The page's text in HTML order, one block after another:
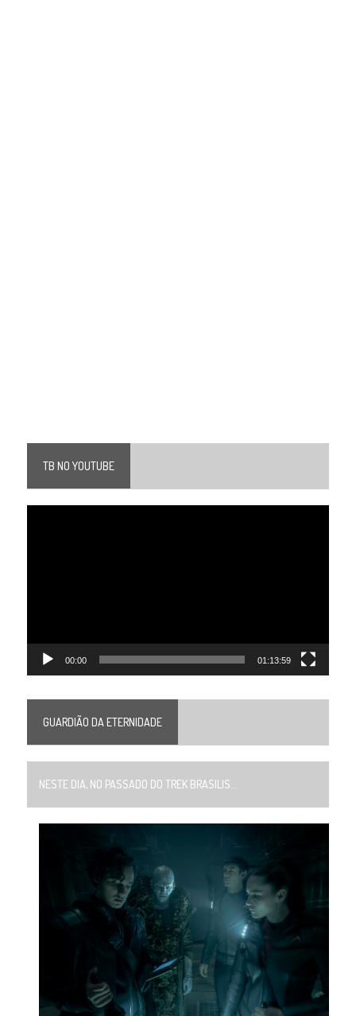
TB NO YOUTUBE
00:00 01:13:59
GUARDIÃO DA ETERNIDADE
NESTE DIA, NO PASSADO DO TREK BRASILIS...